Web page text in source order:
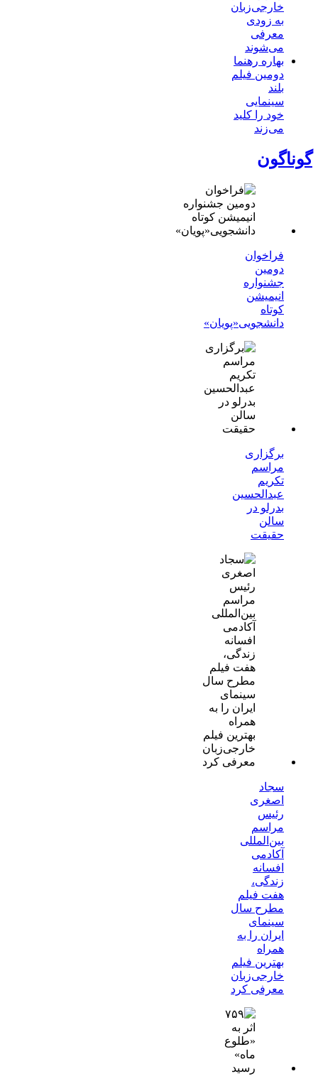
خارجی‌زبان
به زودی
معرفی
می‌شوند
بهاره رهنما
دومین فیلم
بلند
سینمایی
خود را کلید
می‌زند
گوناگون
فراخوان
دومین
جشنواره
انیمیشن
کوتاه
دانشجویی«پویان»
برگزاری
مراسم
تکریم
عبدالحسین
بدرلو در
سالن
حقیقت
سجاد
اصغری
رئیس
مراسم
بین‌المللی
آکادمی
افسانه
زندگی،
هفت فیلم
مطرح سال
سینمای
ایران را به
همراه
بهترین فیلم
خارجی‌زبان
معرفی کرد